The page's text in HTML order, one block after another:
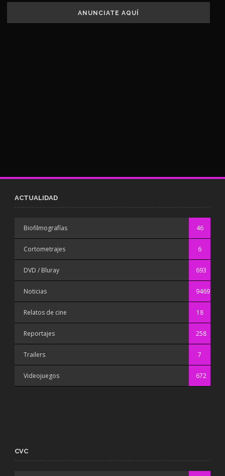
ANUNCIATE AQUÍ
ACTUALIDAD
Biofilmografías 46
Cortometrajes 6
DVD / Bluray 693
Noticias 9469
Relatos de cine 18
Reportajes 258
Trailers 7
Videojuegos 672
CVC